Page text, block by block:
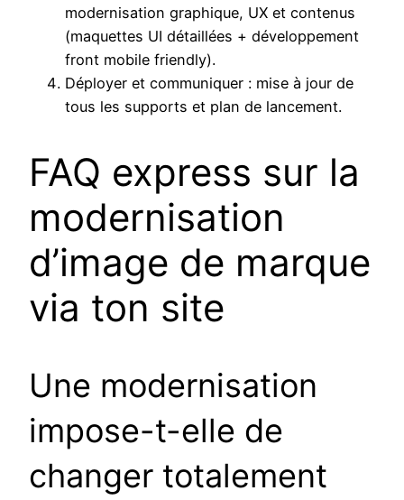
modernisation graphique, UX et contenus
(maquettes UI détaillées + développement
front mobile friendly).
Déployer et communiquer : mise à jour de
tous les supports et plan de lancement.
FAQ express sur la
modernisation
d’image de marque
via ton site
Une modernisation
impose-t-elle de
changer totalement